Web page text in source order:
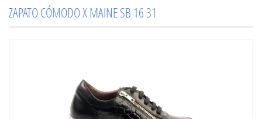
ZAPATO CÓMODO X MAINE SB 16 31